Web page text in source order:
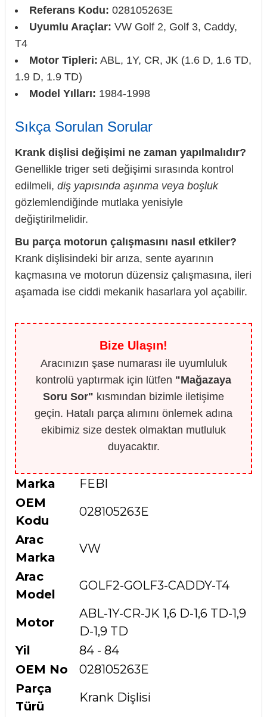
Referans Kodu: 028105263E
Uyumlu Araçlar: VW Golf 2, Golf 3, Caddy,
T4
Motor Tipleri: ABL, 1Y, CR, JK (1.6 D, 1.6 TD,
1.9 D, 1.9 TD)
Model Yılları: 1984-1998
Sıkça Sorulan Sorular
Krank dişlisi değişimi ne zaman yapılmalıdır?
Genellikle triger seti değişimi sırasında kontrol
edilmeli, diş yapısında aşınma veya boşluk
gözlemlendiğinde mutlaka yenisiyle
değiştirilmelidir.
Bu parça motorun çalışmasını nasıl etkiler?
Krank dişlisindeki bir arıza, sente ayarının
kaçmasına ve motorun düzensiz çalışmasına, ileri
aşamada ise ciddi mekanik hasarlara yol açabilir.
Bize Ulaşın!
Aracınızın şase numarası ile uyumluluk
kontrolü yaptırmak için lütfen "Mağazaya
Soru Sor" kısmından bizimle iletişime
geçin. Hatalı parça alımını önlemek adına
ekibimiz size destek olmaktan mutluluk
duyacaktır.
Marka
FEBI
OEM
Kodu
028105263E
Arac
Marka
VW
Arac
Model
GOLF2-GOLF3-CADDY-T4
Motor
ABL-1Y-CR-JK 1,6 D-1,6 TD-1,9
D-1,9 TD
Yil
84 - 84
OEM No
028105263E
Parça
Türü
Krank Dişlisi